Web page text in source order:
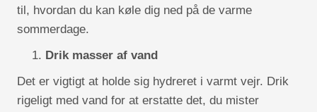
til, hvordan du kan køle dig ned på de varme
sommerdage.
Drik masser af vand
Det er vigtigt at holde sig hydreret i varmt vejr. Drik
rigeligt med vand for at erstatte det, du mister